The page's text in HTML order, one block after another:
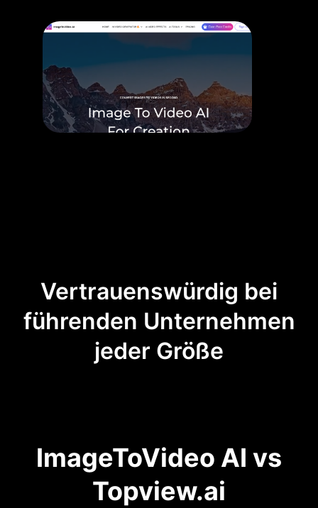
Vertrauenswürdig bei
führenden Unternehmen
jeder Größe
ImageToVideo AI vs
Topview.ai